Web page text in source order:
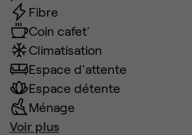
Fibre
Coin cafet'
Climatisation
Espace d'attente
Espace détente
Ménage
Voir plus